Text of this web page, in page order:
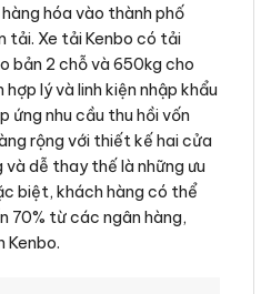
hóa vào thành phố
tải. Xe tải Kenbo có tải
bản 2 chỗ và 650kg cho
lý và linh kiện nhập khẩu
ứng nhu cầu thu hồi vốn
rộng với thiết kế hai cửa
dễ thay thế là những ưu
biệt, khách hàng có thể
70% từ các ngân hàng,
Kenbo.